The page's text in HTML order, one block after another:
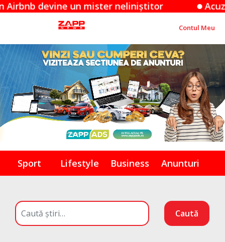
un mister neliniștitor Acuzațiile
Contul Meu
Sport Lifestyle Business Anunturi
Caută